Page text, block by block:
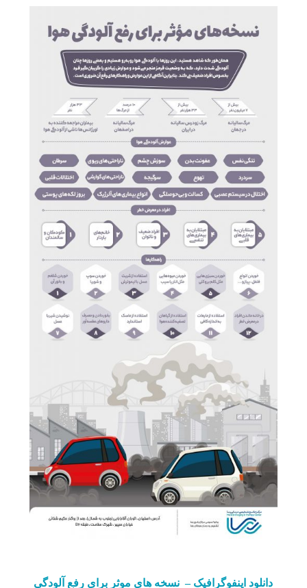
دانلود اینفوگرافیک – نسخه های موثر برای رفع آلودگی